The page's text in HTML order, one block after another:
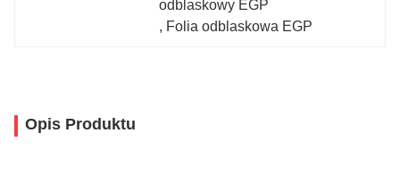
odblaskowy EGP
, Folia odblaskowa EGP
Opis Produktu